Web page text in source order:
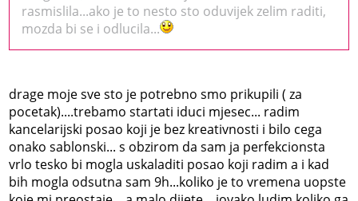
rasmislila...ako je to nesto sto oduvijek zelim raditi,
mozda bi se i odlucila...
drage moje sve sto je potrebno smo prikupili ( za
pocetak)....trebamo startati iduci mjesec... radim
kancelarijski posao koji je bez kreativnosti i bilo cega
onako sablonski... s obzirom da sam ja perfekcionsta
vrlo tesko bi mogla uskaladiti posao koji radim a i kad
bih mogla odsutna sam 9h...koliko je to vremena uopste